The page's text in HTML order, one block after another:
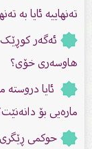
تەنهاییە ئایا به
ئەگەر کوڕێک
هاوسەرى خۆى؟
ئایا دروسته‌
ماره‌یى بۆ دانه‌نێت؟
حوكمی ڕێگری